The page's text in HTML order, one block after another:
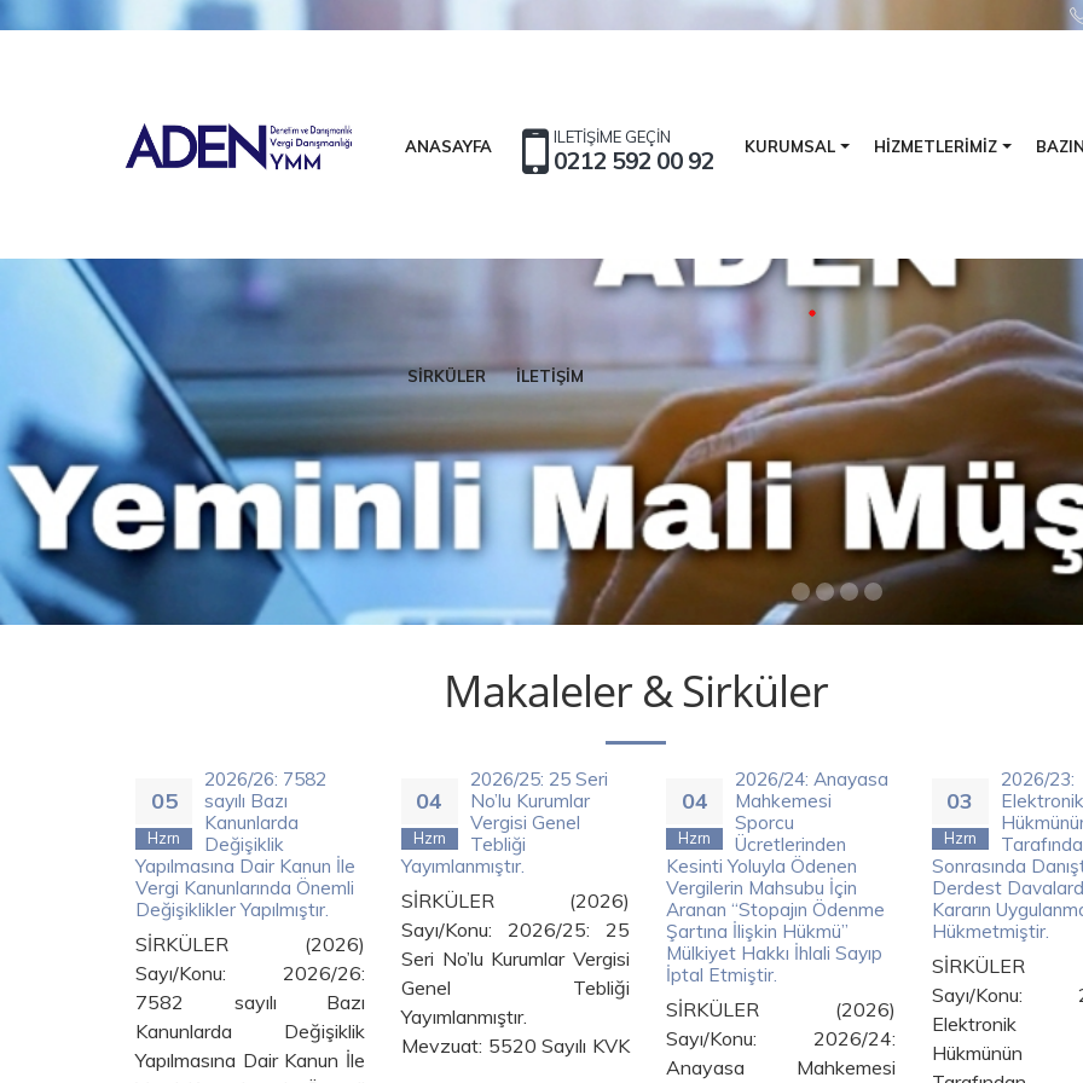
ANASAYFA ILETİŞİME GEÇİN
0212 592 00 92 KURUMSAL HİZMETLERİMİZ
SİRKÜLER İLETİŞİM
Etkili Vergi Danışmanlığı Ve Sonuç Alan Bir Denetim Modeli
Kalite Asla Tesadüf Değildir. Değer Yaratan Hizmet, Sonuç Odaklı Denetim,
Makaleler & Sirküler
05
Hzrn
2026/26: 7582
sayılı Bazı
Kanunlarda
Değişiklik
Yapılmasına Dair Kanun İle
Vergi Kanunlarında Önemli
Değişiklikler Yapılmıştır.
SİRKÜLER (2026)
Sayı/Konu: 2026/26:
7582 sayılı Bazı
Kanunlarda Değişiklik
Yapılmasına Dair Kanun İle
04
Hzrn
2026/25: 25 Seri
No’lu Kurumlar
Vergisi Genel
Tebliği
Yayımlanmıştır.
SİRKÜLER (2026)
Sayı/Konu: 2026/25: 25
Seri No’lu Kurumlar Vergisi
Genel Tebliği
Yayımlanmıştır.
Mevzuat: 5520 Sayılı KVK
04
Hzrn
2026/24: Anayasa
Mahkemesi
Sporcu
Ücretlerinden
Kesinti Yoluyla Ödenen
Vergilerin Mahsubu İçin
Aranan “Stopajın Ödenme
Şartına İlişkin Hükmü”
Mülkiyet Hakkı İhlali Sayıp
İptal Etmiştir.
SİRKÜLER (2026)
Sayı/Konu: 2026/24:
Anayasa Mahkemesi
03
Hzrn
2026/23:
Hükmünün
Sonrasında
Derdest
Kararın
Hükmetmiştir.
SİRKÜLER
Sayı/Konu:
Elektronik
Hükmünün